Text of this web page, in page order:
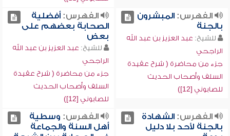
الفهرس:المبشرون
بالجنة
للشيخ: عبد العزيز بن عبد الله
الراجحي
جزء من محاضرة ( شرح عقيدة
السلف وأصحاب الحديث
للصابوني [12])
الفهرس:أفضلية
الصحابة بعضهم على
بعض
للشيخ: عبد العزيز بن عبد الله
الراجحي
جزء من محاضرة ( شرح عقيدة
السلف وأصحاب الحديث
للصابوني [12])
الفهرس:الشهادة
بالجنة لأحد بلا دليل
الفهرس: وسطية
أهل السنة والجماعة